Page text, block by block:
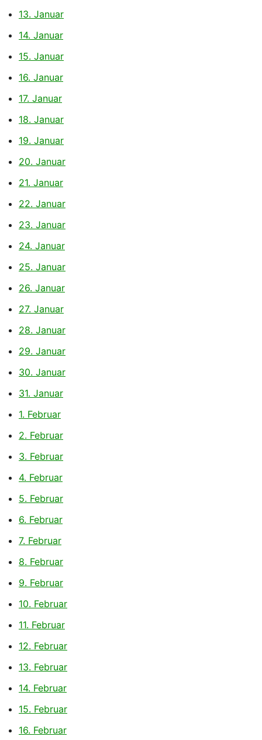
13. Januar
14. Januar
15. Januar
16. Januar
17. Januar
18. Januar
19. Januar
20. Januar
21. Januar
22. Januar
23. Januar
24. Januar
25. Januar
26. Januar
27. Januar
28. Januar
29. Januar
30. Januar
31. Januar
1. Februar
2. Februar
3. Februar
4. Februar
5. Februar
6. Februar
7. Februar
8. Februar
9. Februar
10. Februar
11. Februar
12. Februar
13. Februar
14. Februar
15. Februar
16. Februar